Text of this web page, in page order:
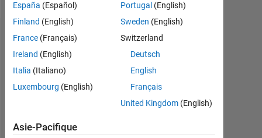
Tableau de bord
Statistiques
MATLAB Answers
5
España (Español)
Finland (English)
France (Français)
Ireland (English)
Italia (Italiano)
Luxembourg (English)
Portugal (English)
Sweden (English)
Switzerland
Deutsch
English
Français
United Kingdom(English)
Asie-Pacifique